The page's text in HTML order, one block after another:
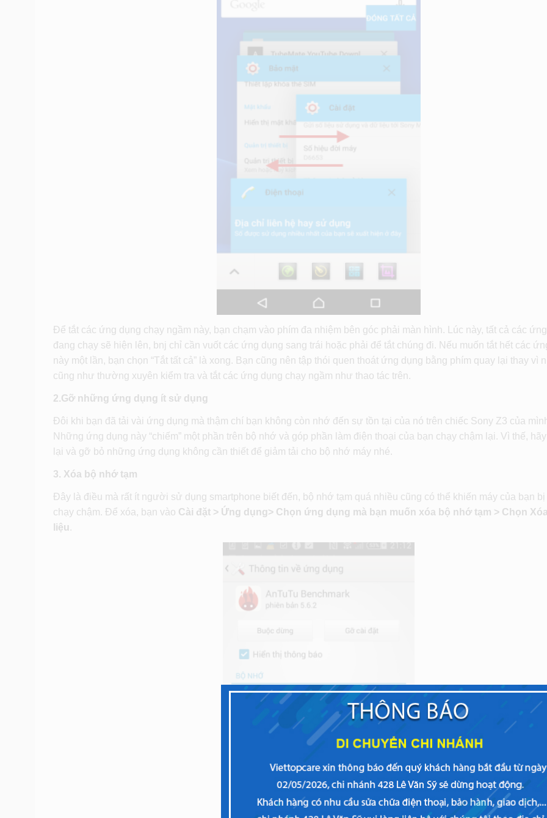
Để tắt các ứng dụng chạy ngầm này, bạn chạm vào phím đa nhiệm bên góc phải màn hình. Lúc này, tất cả các
đang chạy sẽ hiện lên, bnj chỉ cần vuốt các ứng dụng sang trái hoặc phải để tắt chúng đi. Nếu muốn tắt hết các
này một lần, bạn chọn “Tắt tất cả” là xong. Bạn cũng nên tập thói quen thoát ứng dụng bằng phím quay lại thay vì
cũng như thường xuyên kiểm tra và tắt các ứng dụng chạy ngầm như thao tác trên.
2.Gỡ những ứng dụng ít sử dụng
Đôi khi bạn đã tải vài ứng dụng mà thậm chí bạn không còn nhớ đến sự tồn tại của nó trên chiếc Sony Z3 của
Những ứng dụng này “chiếm” một phần trên bộ nhớ và góp phần làm điện thoại của bạn chạy chậm lại. Vì thế,
lại và gỡ bỏ những ứng dụng không cần thiết để giảm tải cho bộ nhớ máy nhé.
3. Xóa bộ nhớ tạm
Đây là điều mà rất ít người sử dụng smartphone biết đến, bộ nhớ tạm quá nhiều cũng có thể khiến máy của bạn
chạy chậm. Để xóa, bạn vào Cài đặt > Ứng dụng> Chọn ứng dụng mà bạn muốn xóa bộ nhớ tạm > Chọn
liệu .